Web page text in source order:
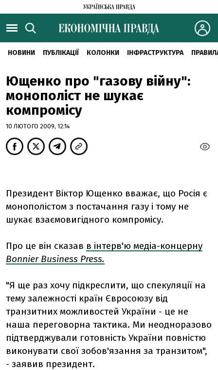
НОВИНИ ПУБЛІКАЦІЇ КОЛОНКИ ІНФРАСТРУКТУРА
Ющенко про "газову війну":
монополіст не шукає
компромісу
10 ЛЮТОГО 2009, 12:14
Президент Віктор Ющенко вважає, що Росія є
монополістом з постачання газу і тому не
шукає взаємовигідного компромісу.
Про це він сказав в інтерв'ю медіа-концерну
Bonnier Business Press.
"Я ще раз хочу підкреслити, що спекуляції на
тему залежності країн Євросоюзу від
транзитних можливостей України - це не
наша переговорна тактика. Ми неодноразово
підтверджували готовність України повністю
виконувати свої зобов'язання за транзитом",
- заявив президент.